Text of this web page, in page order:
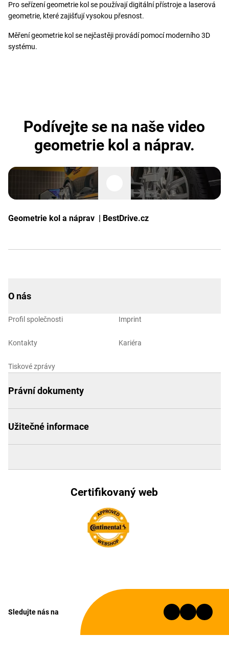
Pro seřízení geometrie kol se používají digitální přístroje a laserová
geometrie, které zajišťují vysokou přesnost.
Měření geometrie kol se nejčastěji provádí pomocí moderního 3D
systému.
Podívejte se na naše video
geometrie kol a náprav.
Geometrie kol a náprav | BestDrive.cz
O nás
Profil společnosti
Kontakty
Tiskové zprávy
Imprint
Kariéra
Právní dokumenty
Užitečné informace
Certifikovaný web
Sledujte nás na